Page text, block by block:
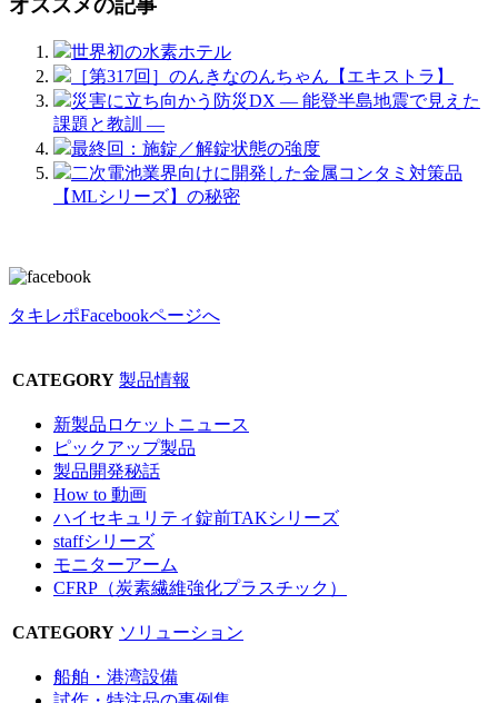
オススメの記事
世界初の水素ホテル
［第317回］のんきなのんちゃん【エキストラ】
災害に立ち向かう防災DX ― 能登半島地震で見えた
課題と教訓 ―
最終回：施錠／解錠状態の強度
二次電池業界向けに開発した金属コンタミ対策品
【MLシリーズ】の秘密
タキレポFacebookページへ
CATEGORY 製品情報
新製品ロケットニュース
ピックアップ製品
製品開発秘話
How to 動画
ハイセキュリティ錠前TAKシリーズ
staffシリーズ
モニターアーム
CFRP（炭素繊維強化プラスチック）
CATEGORY ソリューション
船舶・港湾設備